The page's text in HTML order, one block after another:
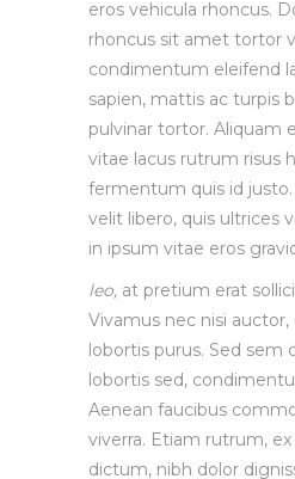
eros vehicula rhoncus.
rhoncus sit amet tortor
condimentum eleifend
sapien, mattis ac turpis
pulvinar tortor. Aliquam
vitae lacus rutrum risus
fermentum quis id
velit libero, quis ultrices
in ipsum vitae eros
leo, at pretium erat
Vivamus nec nisi auctor,
lobortis purus. Sed sem
lobortis sed,
Aenean faucibus
viverra. Etiam rutrum,
dictum, nibh dolor